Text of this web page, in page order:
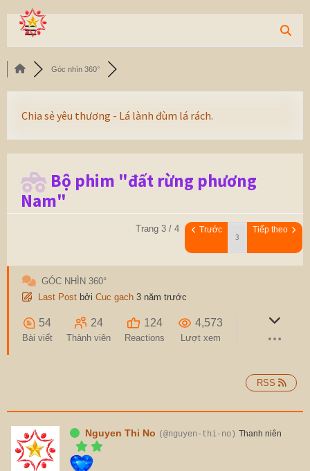
Góc nhìn 360°
Chia sẻ yêu thương - Lá lành đùm lá rách.
Bộ phim "đất rừng phương
Nam"
Trang 3 / 4 Trước Tiếp theo
GÓC NHÌN 360°
Last Post bởi Cuc gach 3 năm trước
54
Bài viết
24
Thành viên
124
Reactions
4,573
Lượt xem
RSS
Nguyen Thi No (@nguyen-thi-no) Thanh niên